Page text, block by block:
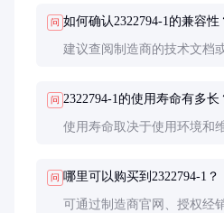
问 如何确认2322794-1的兼容性
建议查阅制造商的技术文档
问 2322794-1的使用寿命有多长
使用寿命取决于使用环境和
问 哪里可以购买到2322794-1？
可通过制造商官网、授权经